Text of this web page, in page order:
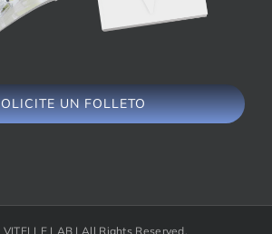
UN FOLLETO
LAB | All Rights Reserved.